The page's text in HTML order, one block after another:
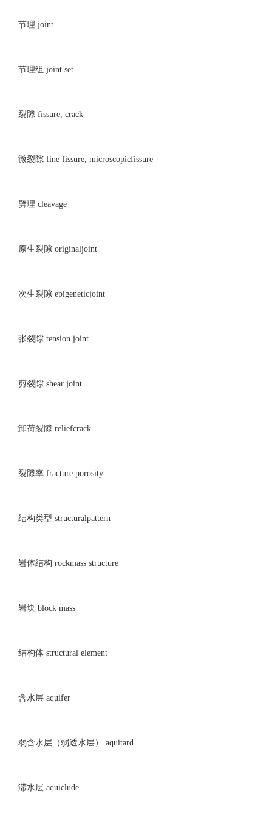
节理 joint
节理组 joint set
裂隙 fissure, crack
微裂隙 fine fissure, microscopicfissure
劈理 cleavage
原生裂隙 originaljoint
次生裂隙 epigeneticjoint
张裂隙 tension joint
剪裂隙 shear joint
卸荷裂隙 reliefcrack
裂隙率 fracture porosity
结构类型 structuralpattern
岩体结构 rockmass structure
岩块 block mass
结构体 structural element
含水层 aquifer
弱含水层（弱透水层） aquitard
滞水层 aquiclude